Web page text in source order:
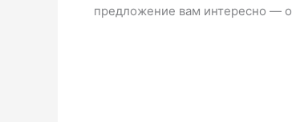
предложение вам интересно —